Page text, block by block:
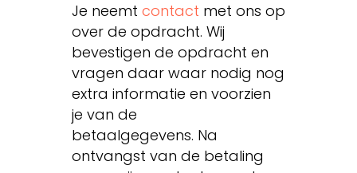
Je neemt contact met ons op
over de opdracht. Wij
bevestigen de opdracht en
vragen daar waar nodig nog
extra informatie en voorzien
je van de
betaalgegevens. Na
ontvangst van de betaling